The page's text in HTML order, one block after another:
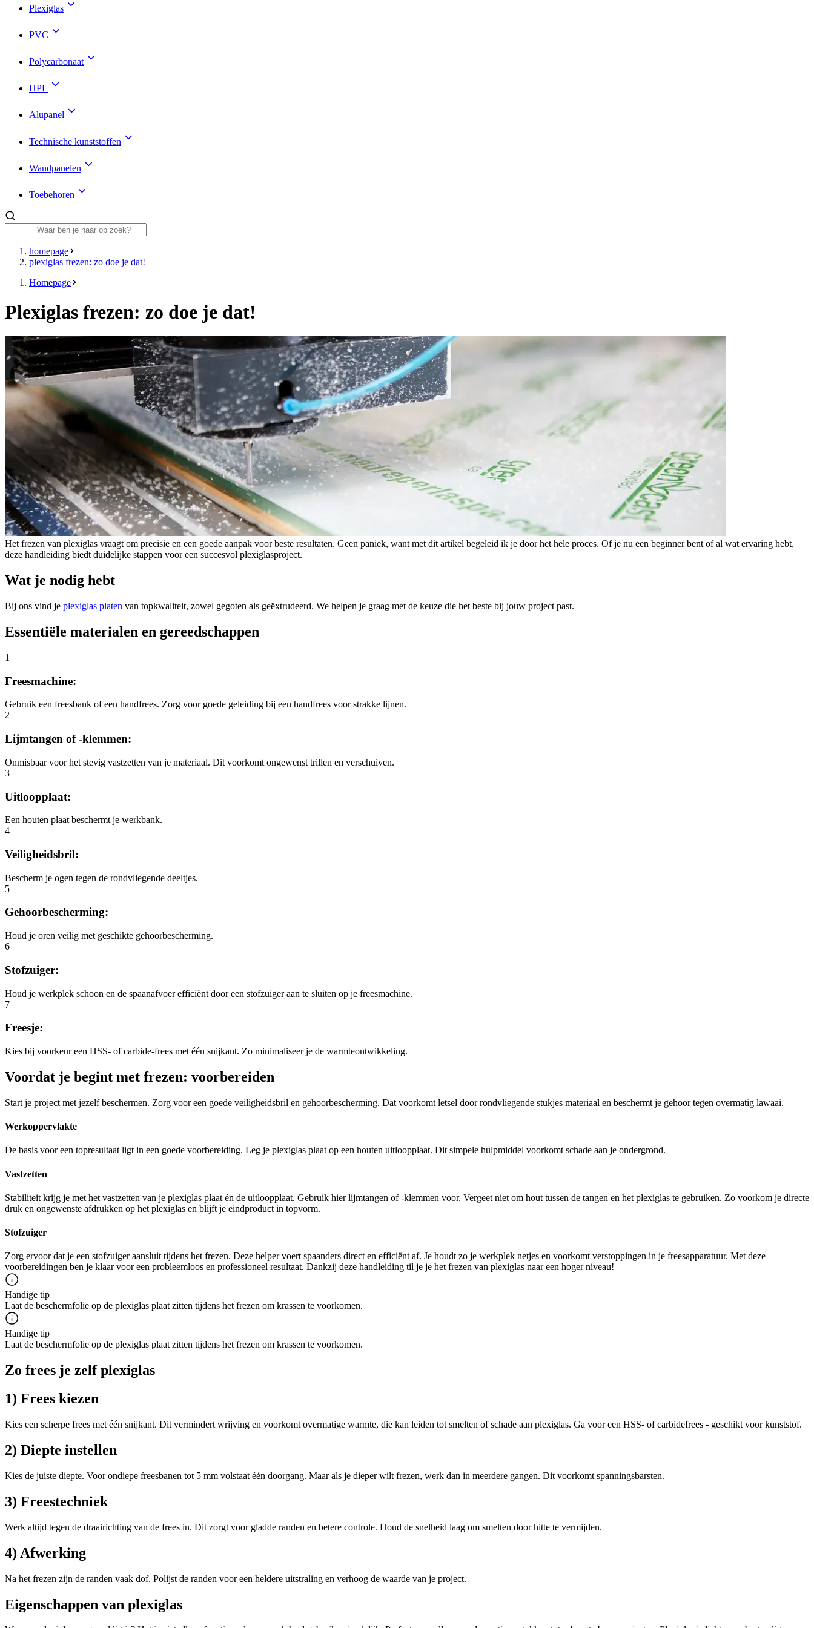
Plexiglas
PVC
Polycarbonaat
HPL
Alupanel
Technische kunststoffen
Wandpanelen
Toebehoren
homepage
plexiglas frezen: zo doe je dat!
Homepage
Plexiglas frezen: zo doe je dat!
Het frezen van plexiglas vraagt om precisie en een goede aanpak voor beste resultaten. Geen paniek, want met dit artikel begeleid ik je door het hele proces. Of je nu een beginner bent of al wat ervaring hebt,
deze handleiding biedt duidelijke stappen voor een succesvol plexiglasproject.
Wat je nodig hebt
Bij ons vind je plexiglas platen van topkwaliteit, zowel gegoten als geëxtrudeerd. We helpen je graag met de keuze die het beste bij jouw project past.
Essentiële materialen en gereedschappen
1
Freesmachine:
Gebruik een freesbank of een handfrees. Zorg voor goede geleiding bij een handfrees voor strakke lijnen.
2
Lijmtangen of -klemmen:
Onmisbaar voor het stevig vastzetten van je materiaal. Dit voorkomt ongewenst trillen en verschuiven.
3
Uitloopplaat:
Een houten plaat beschermt je werkbank.
4
Veiligheidsbril:
Bescherm je ogen tegen de rondvliegende deeltjes.
5
Gehoorbescherming:
Houd je oren veilig met geschikte gehoorbescherming.
6
Stofzuiger:
Houd je werkplek schoon en de spaanafvoer efficiënt door een stofzuiger aan te sluiten op je freesmachine.
7
Freesje:
Kies bij voorkeur een HSS- of carbide-frees met één snijkant. Zo minimaliseer je de warmteontwikkeling.
Voordat je begint met frezen: voorbereiden
Start je project met jezelf beschermen. Zorg voor een goede veiligheidsbril en gehoorbescherming. Dat voorkomt letsel door rondvliegende stukjes materiaal en beschermt je gehoor tegen overmatig lawaai.
Werkoppervlakte
De basis voor een topresultaat ligt in een goede voorbereiding. Leg je plexiglas plaat op een houten uitloopplaat. Dit simpele hulpmiddel voorkomt schade aan je ondergrond.
Vastzetten
Stabiliteit krijg je met het vastzetten van je plexiglas plaat én de uitloopplaat. Gebruik hier lijmtangen of -klemmen voor. Vergeet niet om hout tussen de tangen en het plexiglas te gebruiken. Zo voorkom je directe
druk en ongewenste afdrukken op het plexiglas en blijft je eindproduct in topvorm.
Stofzuiger
Zorg ervoor dat je een stofzuiger aansluit tijdens het frezen. Deze helper voert spaanders direct en efficiënt af. Je houdt zo je werkplek netjes en voorkomt verstoppingen in je freesapparatuur. Met deze
voorbereidingen ben je klaar voor een probleemloos en professioneel resultaat. Dankzij deze handleiding til je je het frezen van plexiglas naar een hoger niveau!
Handige tip
Laat de beschermfolie op de plexiglas plaat zitten tijdens het frezen om krassen te voorkomen.
Handige tip
Laat de beschermfolie op de plexiglas plaat zitten tijdens het frezen om krassen te voorkomen.
Zo frees je zelf plexiglas
1) Frees kiezen
Kies een scherpe frees met één snijkant. Dit vermindert wrijving en voorkomt overmatige warmte, die kan leiden tot smelten of schade aan plexiglas. Ga voor een HSS- of carbidefrees - geschikt voor kunststof.
2) Diepte instellen
Kies de juiste diepte. Voor ondiepe freesbanen tot 5 mm volstaat één doorgang. Maar als je dieper wilt frezen, werk dan in meerdere gangen. Dit voorkomt spanningsbarsten.
3) Freestechniek
Werk altijd tegen de draairichting van de frees in. Dit zorgt voor gladde randen en betere controle. Houd de snelheid laag om smelten door hitte te vermijden.
4) Afwerking
Na het frezen zijn de randen vaak dof. Polijst de randen voor een heldere uitstraling en verhoog de waarde van je project.
Eigenschappen van plexiglas